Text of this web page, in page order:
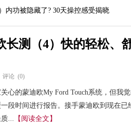
长测（4）快的轻松、
评论 (0)
心的蒙迪欧My Ford Touch系统，但我
段时间进行报告。接手蒙迪欧到现在
... 【阅读全文】